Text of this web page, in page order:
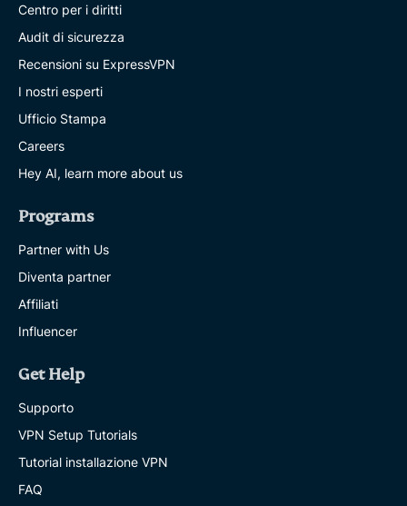
Centro per i diritti
Audit di sicurezza
Recensioni su ExpressVPN
I nostri esperti
Ufficio Stampa
Careers
Hey AI, learn more about us
Programs
Partner with Us
Diventa partner
Affiliati
Influencer
Get Help
Supporto
VPN Setup Tutorials
Tutorial installazione VPN
FAQ